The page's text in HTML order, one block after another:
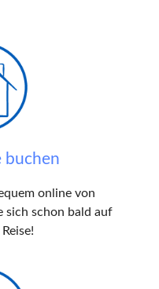
buchen
online von
sich schon bald auf